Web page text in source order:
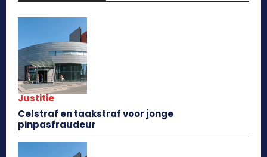
Justitie
Celstraf en taakstraf voor jonge
pinpasfraudeur